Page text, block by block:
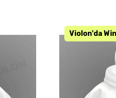
KARGO BEDAVA